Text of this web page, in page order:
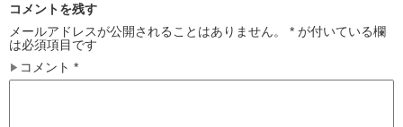
コメントを残す
メールアドレスが公開されることはありません。
* が付いている欄
は必須項目です
コメント *